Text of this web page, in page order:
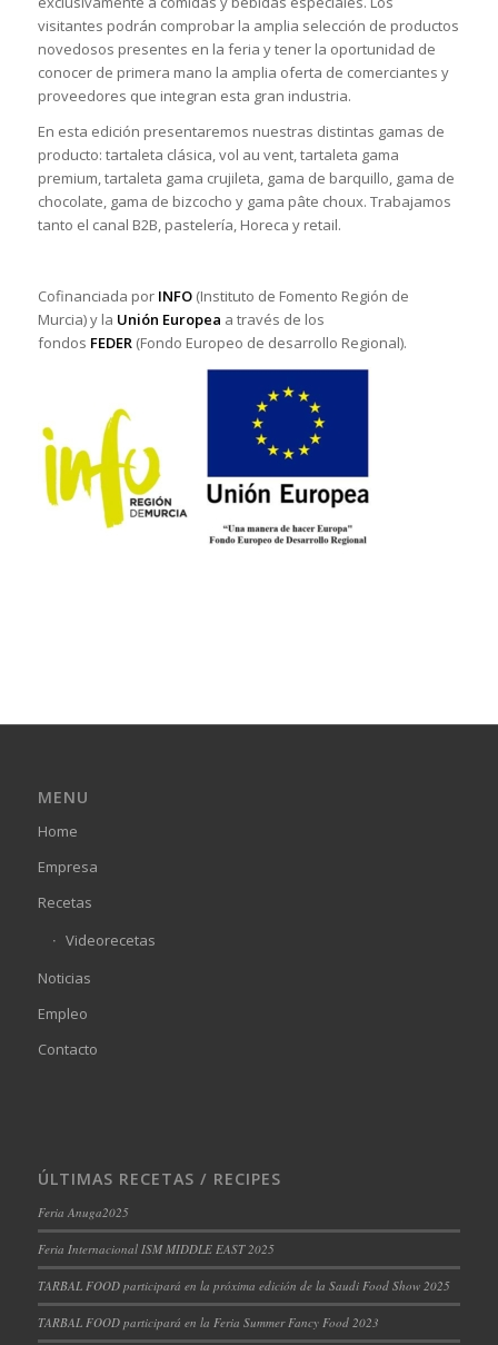
visitantes podrán comprobar la amplia selección de productos
novedosos presentes en la feria y tener la oportunidad de
conocer de primera mano la amplia oferta de comerciantes y
proveedores que integran esta gran industria.
En esta edición presentaremos nuestras distintas gamas de
producto: tartaleta clásica, vol au vent, tartaleta gama
premium, tartaleta gama crujileta, gama de barquillo, gama de
chocolate, gama de bizcocho y gama pâte choux. Trabajamos
tanto el canal B2B, pastelería, Horeca y retail.
Cofinanciada por INFO(Instituto de Fomento Región de
Murcia) y la Unión Europea a través de los
fondos FEDER(Fondo Europeo de desarrollo Regional).
MENU
Home
Empresa
Recetas
Videorecetas
Noticias
Empleo
Contacto
ÚLTIMAS RECETAS / RECIPES
Feria Anuga2025
Feria Internacional ISM MIDDLE EAST 2025
TARBAL FOOD participará en la próxima edición de la Saudi Food Show 2025
TARBAL FOOD participará en la Feria Summer Fancy Food 2023